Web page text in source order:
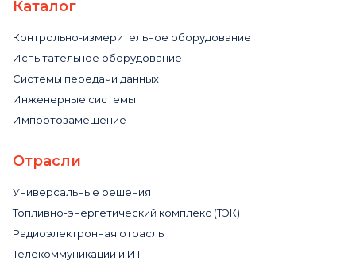
Каталог
Контрольно-измерительное оборудование
Испытательное оборудование
Системы передачи данных
Инженерные системы
Импортозамещение
Отрасли
Универсальные решения
Топливно-энергетический комплекс (ТЭК)
Радиоэлектронная отрасль
Телекоммуникации и ИТ